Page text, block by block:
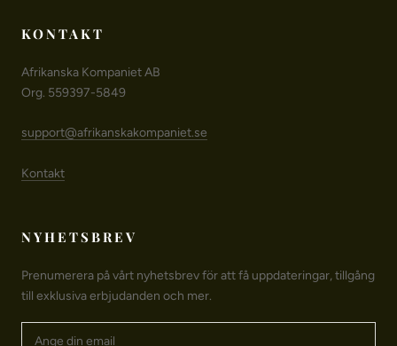
KONTAKT
Afrikanska Kompaniet AB
Org. 559397-5849
support@afrikanskakompaniet.se
Kontakt
NYHETSBREV
Prenumerera på vårt nyhetsbrev för att få uppdateringar, tillgång
till exklusiva erbjudanden och mer.